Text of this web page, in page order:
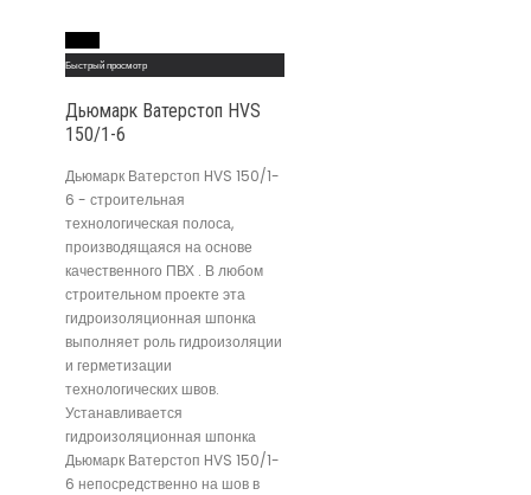
Быстрый просмотр
Дьюмарк Ватерстоп HVS
150/1-6
Дьюмарк Ватерстоп HVS 150/1-
6 - строительная
технологическая полоса,
производящаяся на основе
качественного ПВХ . В любом
строительном проекте эта
гидроизоляционная шпонка
выполняет роль гидроизоляции
и герметизации
технологических швов.
Устанавливается
гидроизоляционная шпонка
Дьюмарк Ватерстоп HVS 150/1-
6 непосредственно на шов в